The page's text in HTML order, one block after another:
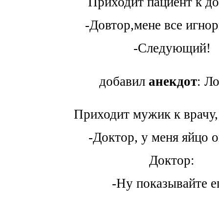
-Довтор,мене все
-Следующий!
добавил анекдот:
Приходит мужик к
-Доктор, у меня яйцо
Доктор:
-Ну показывайте